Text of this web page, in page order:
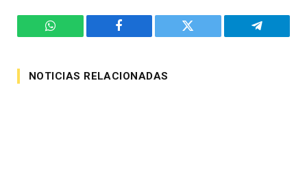
WhatsApp Facebook Twitter Telegram
NOTICIAS RELACIONADAS